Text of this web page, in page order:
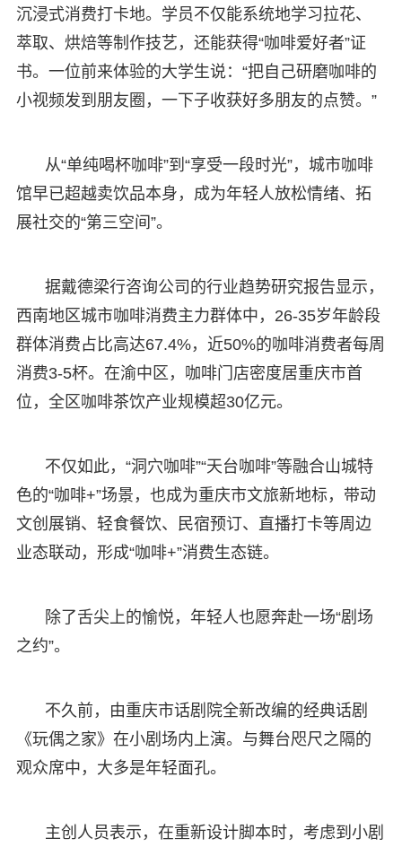
沉浸式消费打卡地。学员不仅能系统地学习拉花、
萃取、烘焙等制作技艺，还能获得“咖啡‌爱好者”证
书。一位前来体验的大学生说：“把自己研磨咖啡的
小视频发到朋友圈，一下子收获好多朋友的点赞。”
从“单纯喝杯咖啡”到“享受一段时光”，城市咖啡
馆早已超越卖饮品本身，成为年轻人放松情绪、拓
展社交的“第三空间”。
据戴德梁行咨询公司的行业趋势研究报告显示，
西南地区城市咖啡消费主力群体中，26-35岁年龄段
群体消费占比高达67.4%，近50%的咖啡消费者每周
消费3-5杯。在渝中区，咖啡门店密度居重庆市首
位，全区咖啡茶饮产业规模超30亿元。
不仅如此，“洞穴咖啡”“天台咖啡”等融合山城特
色的“咖啡+”场景，也成为重庆市文旅新地标，带动
文创展销、轻食餐饮、民宿预订、直播打卡等周边
业态联动，形成“咖啡+”消费生态链。
除了舌尖上的愉悦，年轻人也愿奔赴一场“剧场
之约”。
不久前，由重庆市话剧院全新改编的经典话剧
《玩偶之家》在小剧场内上演。与舞台咫尺之隔的
观众席中，大多是年轻面孔。
主创人员表示，在重新设计脚本时，考虑到小剧